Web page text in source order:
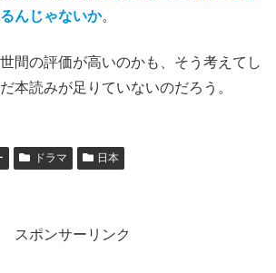
んじゃないか。
間の評価が高いのかも、そう考えてし
本読みが足りていないのだろう。
ドラマ 日本
スポンサーリンク